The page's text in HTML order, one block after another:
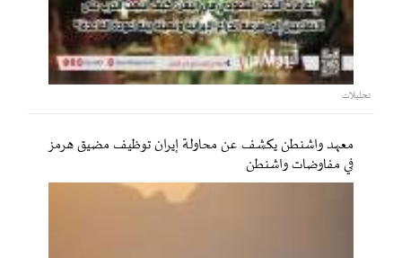
تحليلات
معهد واشنطن يكشف عن محاولة إيران توظيف مضيق هرمز
في مفاوضات واشنطن